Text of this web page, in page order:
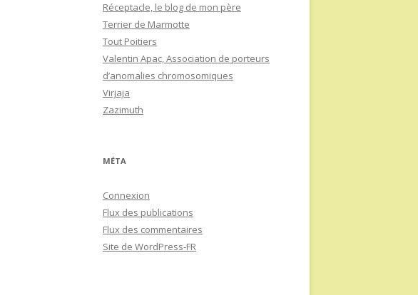
Réceptacle, le blog de mon père
Terrier de Marmotte
Tout Poitiers
Valentin Apac, Association de porteurs
d’anomalies chromosomiques
Virjaja
Zazimuth
MÉTA
Connexion
Flux des publications
Flux des commentaires
Site de WordPress-FR